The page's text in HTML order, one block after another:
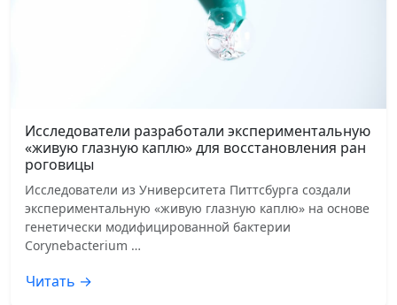
Исследователи разработали экспериментальную
«живую глазную каплю» для восстановления ран
роговицы
Исследователи из Университета Питтсбурга создали
экспериментальную «живую глазную каплю» на основе
генетически модифицированной бактерии
Corynebacterium …
Читать →